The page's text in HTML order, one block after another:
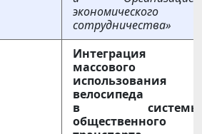
экономического
сотрудничества»
Интеграция
массового
использования
велосипеда
в системы
общественного